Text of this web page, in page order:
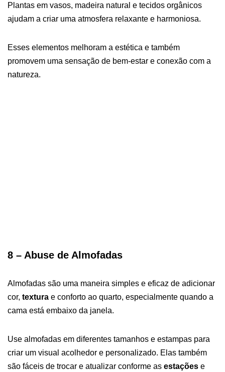
Plantas em vasos, madeira natural e tecidos orgânicos
ajudam a criar uma atmosfera relaxante e harmoniosa.
Esses elementos melhoram a estética e também
promovem uma sensação de bem-estar e conexão com a
natureza.
8 – Abuse de Almofadas
Almofadas são uma maneira simples e eficaz de adicionar
cor, textura e conforto ao quarto, especialmente quando a
cama está embaixo da janela.
Use almofadas em diferentes tamanhos e estampas para
criar um visual acolhedor e personalizado. Elas também
são fáceis de trocar e atualizar conforme as estações e